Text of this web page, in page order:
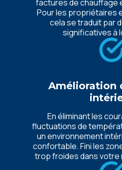
factures de chauffage
Pour les propriétaires
cela se traduit par
significatives à
Amélioration
En éliminant les
fluctuations de
un environnement
confortable. Fini les
trop froides dans votre